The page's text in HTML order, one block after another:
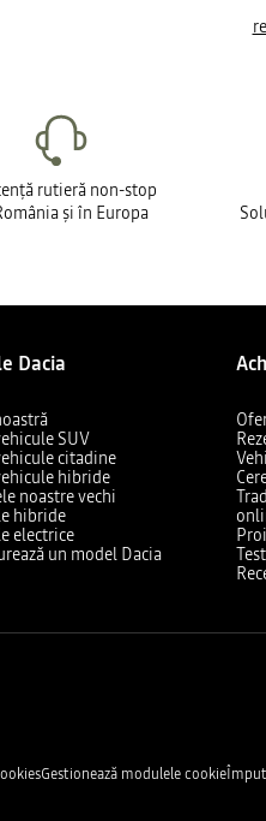
rutieră non-stop
și în Europa
Dacia
SUV
citadine
hibride
noastre vechi
hibride
electrice
un model Dacia
Gestionează modulele cookie